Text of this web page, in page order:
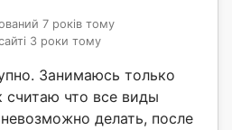
7 років тому
3 роки тому
Занимаюсь только
считаю что все виды
делать, после